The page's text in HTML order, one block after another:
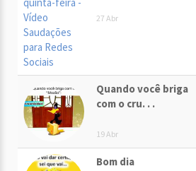
27 Abr
Quando você briga
com o cru. . .
19 Abr
Bom dia